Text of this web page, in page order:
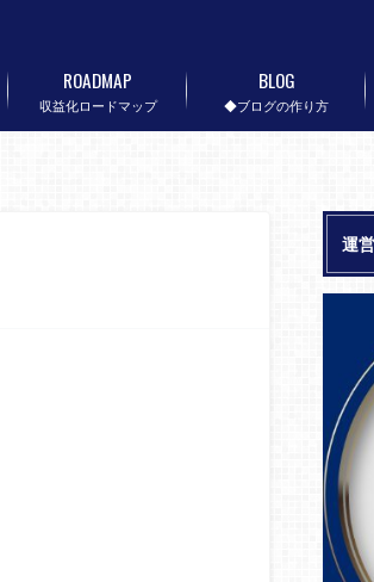
収益化ロードマップ
ROADMAP
◆ブログの作り方
BLOG
運